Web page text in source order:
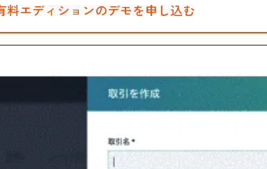
料エディションのデモを申し込む